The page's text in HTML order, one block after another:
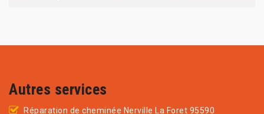
Autres services
Réparation de cheminée Nerville La Foret 95590